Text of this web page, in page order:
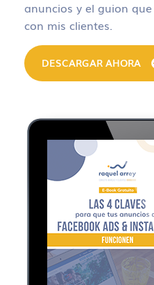
anuncios y el guion
con mis clientes.
DESCARGAR AHORA